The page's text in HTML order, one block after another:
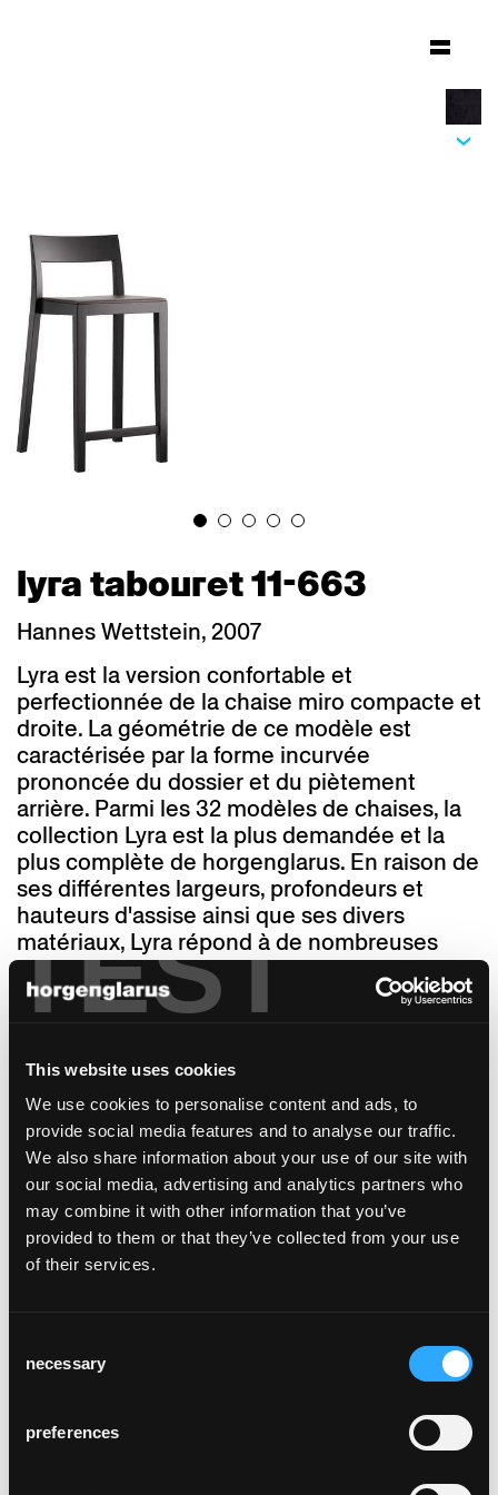
TEST
This website uses cookies
We use cookies to personalise content and ads, to
provide social media features and to analyse our traffic.
We also share information about your use of our site with
our social media, advertising and analytics partners who
may combine it with other information that you’ve
provided to them or that they’ve collected from your use
of their services.
Selection
necessary
preferences
lyra tabouret 11-663
Hannes Wettstein, 2007
Lyra est la version confortable et
perfectionnée de la chaise miro compacte et
droite. La géométrie de ce modèle est
caractérisée par la forme incurvée
prononcée du dossier et du piètement
arrière. Parmi les 32 modèles de chaises, la
collection Lyra est la plus demandée et la
plus complète de horgenglarus. En raison de
ses différentes largeurs, profondeurs et
hauteurs d'assise ainsi que ses divers
matériaux, Lyra répond à de nombreuses
utilisations et styles d'architecture. Une
cantine ne nécessite pas la même chaise
qu'un café, un bistrot ou un restaurant de
salle du Conseil ne présentent pas les
mêmes exigences qu'une chambre d'hôtel
ou une salle à manger privée. Il n'est pas rare
que dans de grands hôtels, dans des
établissements de restauration ou des
administrations, les besoins d’aménagement
soient combinés au sein d’un même
bâtiment. La collection Lyra offre une
dossiers variés, des sièges rembourrés, des
fauteuils de salon ainsi que des tabourets de
de confort, l’assise en bois peut être
agrémentée d’un coussin d’appui ou d’un
rembourrage par sanglage. La collection Lyra